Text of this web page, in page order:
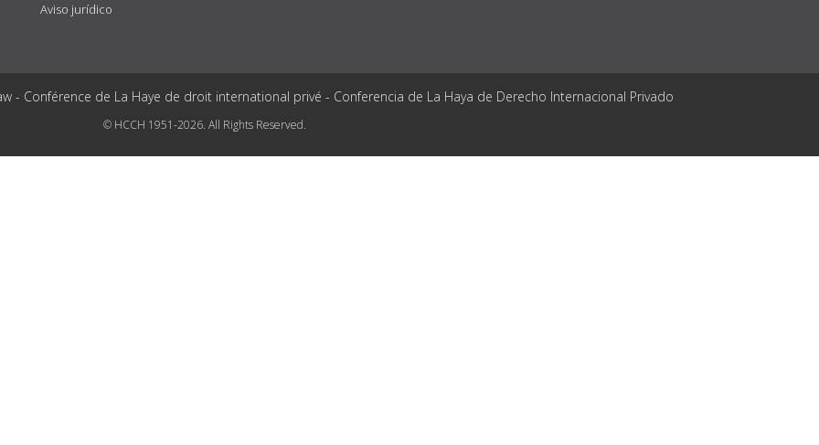
Aviso jurídico
- Conférence de La Haye de droit international privé - Conferencia de La Haya de Derecho Internacional Privado
© HCCH 1951-2026. All Rights Reserved.